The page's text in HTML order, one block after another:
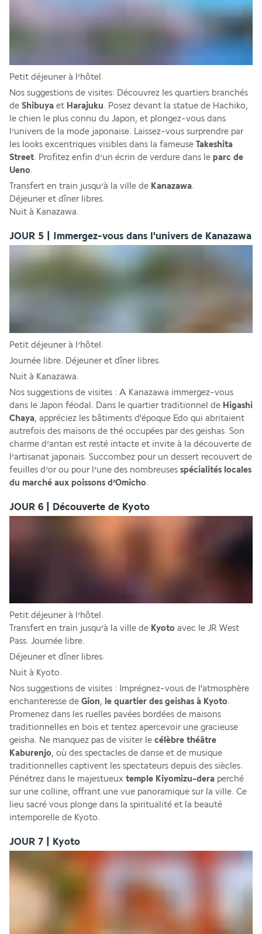
Petit déjeuner à l’hôtel.
Nos suggestions de visites: Découvrez les quartiers branchés
de Shibuya et Harajuku. Posez devant la statue de Hachiko,
le chien le plus connu du Japon, et plongez-vous dans
l’univers de la mode japonaise. Laissez-vous surprendre par
les looks excentriques visibles dans la fameuse Takeshita
Street. Profitez enfin d’un écrin de verdure dans le parc de
Ueno.
Transfert en train jusqu’à la ville de Kanazawa.
Déjeuner et dîner libres.
Nuit à Kanazawa.
JOUR 5 | Immergez-vous dans l'univers de Kanazawa
Petit déjeuner à l’hôtel.
Journée libre. Déjeuner et dîner libres.
Nuit à Kanazawa.
Nos suggestions de visites : A Kanazawa immergez-vous
dans le Japon féodal. Dans le quartier traditionnel de Higashi
Chaya, appréciez les bâtiments d'époque Edo qui abritaient
autrefois des maisons de thé occupées par des geishas. Son
charme d’antan est resté intacte et invite à la découverte de
l’artisanat japonais. Succombez pour un dessert recouvert de
feuilles d’or ou pour l’une des nombreuses spécialités locales
du marché aux poissons d’Omicho.
JOUR 6 | Découverte de Kyoto
Petit déjeuner à l’hôtel.
Transfert en train jusqu’à la ville de Kyoto avec le JR West
Pass. Journée libre.
Déjeuner et dîner libres.
Nuit à Kyoto.
Nos suggestions de visites : Imprégnez-vous de l'atmosphère
enchanteresse de Gion, le quartier des geishas à Kyoto.
Promenez dans les ruelles pavées bordées de maisons
traditionnelles en bois et tentez apercevoir une gracieuse
geisha. Ne manquez pas de visiter le célèbre théâtre
Kaburenjo, où des spectacles de danse et de musique
traditionnelles captivent les spectateurs depuis des siècles.
Pénétrez dans le majestueux temple Kiyomizu-dera perché
sur une colline, offrant une vue panoramique sur la ville. Ce
lieu sacré vous plonge dans la spiritualité et la beauté
intemporelle de Kyoto.
JOUR 7 | Kyoto